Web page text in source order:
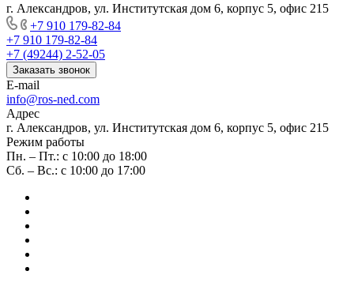
г. Александров, ул. Институтская дом 6, корпус 5, офис 215
+7 910 179-82-84
+7 910 179-82-84
+7 (49244) 2-52-05
Заказать звонок
E-mail
info@ros-ned.com
Адрес
г. Александров, ул. Институтская дом 6, корпус 5, офис 215
Режим работы
Пн. – Пт.: с 10:00 до 18:00
Сб. – Вс.: с 10:00 до 17:00